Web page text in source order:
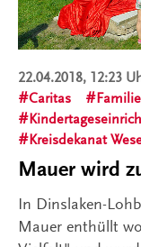
22.04.2018, 12:23
Caritas
Kreisdekanat
Mauer wird
In Dinslaken-
Mauer enthüllt